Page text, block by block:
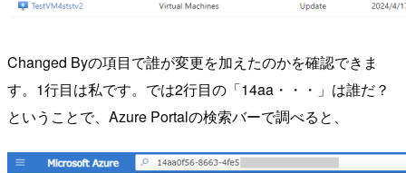
Changed Byの項目で誰が変更を加えたのかを確認できま
す。1行目は私です。では2行目の「14aa・・・」は誰だ？
ということで、Azure Portalの検索バーで調べると、